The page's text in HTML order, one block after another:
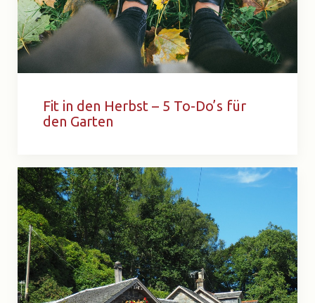
Fit in den Herbst – 5 To-Do’s für
den Garten